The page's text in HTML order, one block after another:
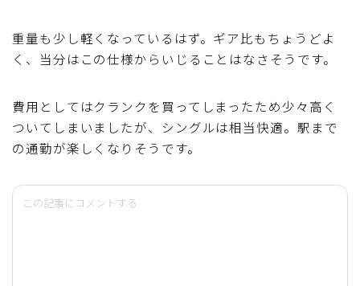
重量も少し軽くなっているはず。ギア比もちょうどよ
く、当分はこの仕様からいじることはなさそうです。
費用としてはクランクを買ってしまったため少々高く
ついてしまいましたが、シングルは相当快適。駅まで
の通勤が楽しくなりそうです。